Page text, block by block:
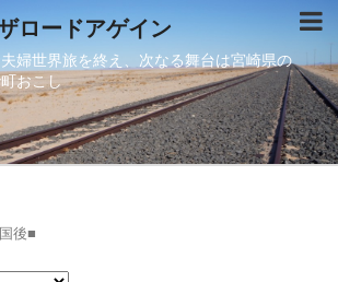
ロードアゲイン
婦世界旅を終え、次なる舞台は宮崎県の
おこし
後■